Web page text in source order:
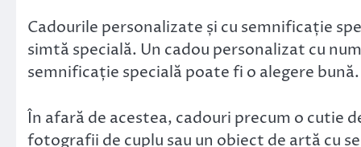
Cadourile personalizate și cu semnificație
simtă specială. Un cadou personalizat cu
semnificație specială poate fi o alegere bună.
În afară de acestea, cadouri precum o cutie
fotografii de cuplu sau un obiect de artă cu